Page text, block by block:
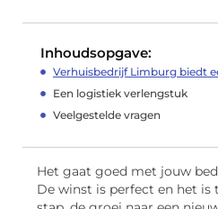
Inhoudsopgave:
Verhuisbedrijf Limburg biedt
Een logistiek verlengstuk
Veelgestelde vragen
Het gaat goed met jouw
De winst is perfect en het is